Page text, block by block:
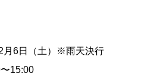
月6日（土）※雨天決行
15:00